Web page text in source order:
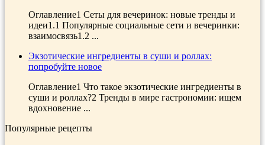
Оглавление1 Сеты для вечеринок: новые тренды и
идеи1.1 Популярные социальные сети и вечеринки:
взаимосвязь1.2 ...
Экзотические ингредиенты в суши и роллах:
попробуйте новое
Оглавление1 Что такое экзотические ингредиенты в
суши и роллах?2 Тренды в мире гастрономии: ищем
вдохновение ...
Популярные рецепты